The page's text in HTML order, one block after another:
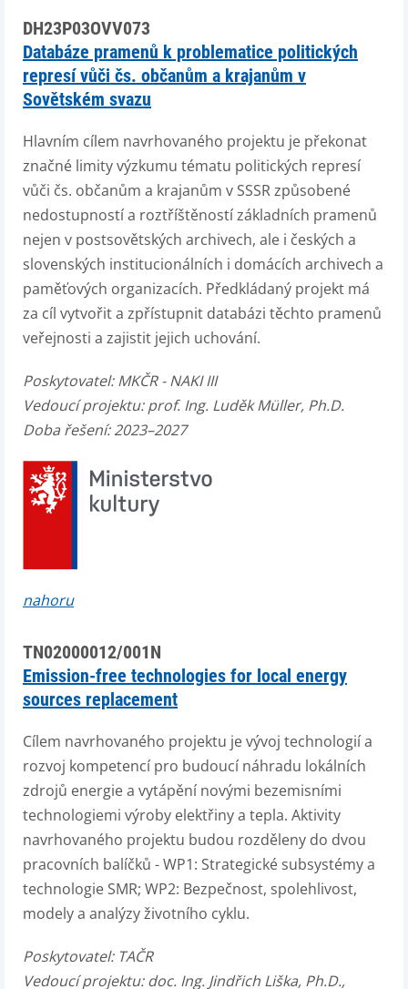
DH23P03OVV073
Databáze pramenů k problematice politických
represí vůči čs. občanům a krajanům v
Sovětském svazu
Hlavním cílem navrhovaného projektu je překonat
značné limity výzkumu tématu politických represí
vůči čs. občanům a krajanům v SSSR způsobené
nedostupností a roztříštěností základních pramenů
nejen v postsovětských archivech, ale i českých a
slovenských institucionálních i domácích archivech a
paměťových organizacích. Předkládaný projekt má
za cíl vytvořit a zpřístupnit databázi těchto pramenů
veřejnosti a zajistit jejich uchování.
Poskytovatel:MKČR - NAKI III
Vedoucí projektu:prof. Ing. Luděk Müller, Ph.D.
Doba řešení: 2023–2027
nahoru
TN02000012/001N
Emission-free technologies for local energy
sources replacement
Cílem navrhovaného projektu je vývoj technologií a
rozvoj kompetencí pro budoucí náhradu lokálních
zdrojů energie a vytápění novými bezemisními
technologiemi výroby elektřiny a tepla. Aktivity
navrhovaného projektu budou rozděleny do dvou
pracovních balíčků - WP1: Strategické subsystémy a
technologie SMR; WP2: Bezpečnost, spolehlivost,
modely a analýzy životního cyklu.
Poskytovatel: TAČR
Vedoucí projektu:doc. Ing. Jindřich Liška, Ph.D.,